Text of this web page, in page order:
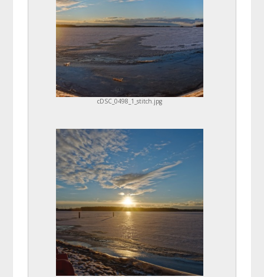
cDSC_0498_1_stitch.jpg